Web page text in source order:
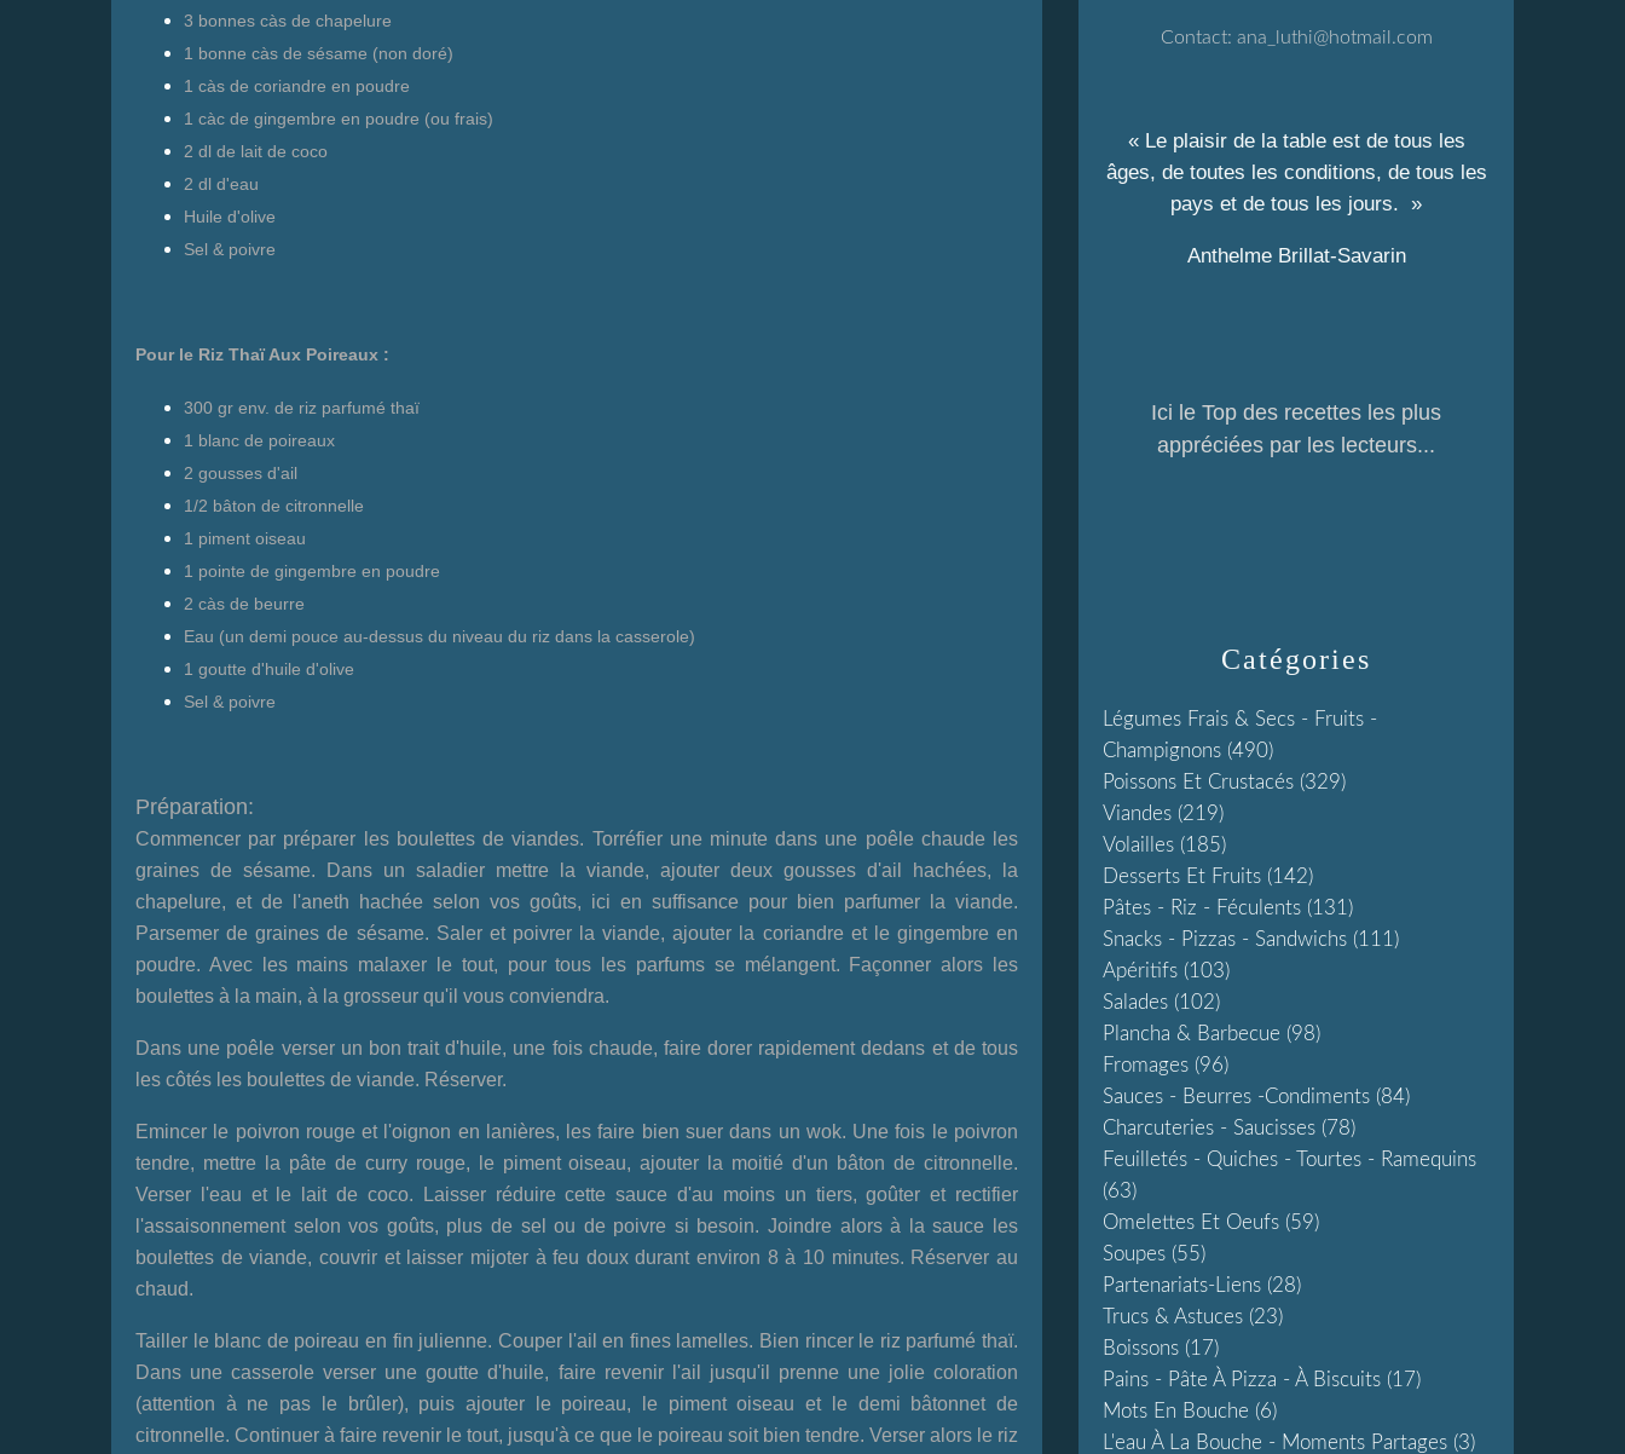
3 bonnes càs de chapelure
1 bonne càs de sésame (non doré)
1 càs de coriandre en poudre
1 càc de gingembre en poudre (ou frais)
2 dl de lait de coco
2 dl d'eau
Huile d'olive
Sel & poivre
Pour le Riz Thaï Aux Poireaux :
300 gr env. de riz parfumé thaï
1 blanc de poireaux
2 gousses d'ail
1/2 bâton de citronnelle
1 piment oiseau
1 pointe de gingembre en poudre
2 càs de beurre
Eau (un demi pouce au-dessus du niveau du riz dans la casserole)
1 goutte d'huile d'olive
Sel & poivre
Préparation:
Commencer par préparer les boulettes de viandes. Torréfier une minute dans une poêle chaude les
graines de sésame. Dans un saladier mettre la viande, ajouter deux gousses d'ail hachées, la
chapelure, et de l'aneth hachée selon vos goûts, ici en suffisance pour bien parfumer la viande.
Parsemer de graines de sésame. Saler et poivrer la viande, ajouter la coriandre et le gingembre en
poudre. Avec les mains malaxer le tout, pour tous les parfums se mélangent. Façonner alors les
boulettes à la main, à la grosseur qu'il vous conviendra.
Dans une poêle verser un bon trait d'huile, une fois chaude, faire dorer rapidement dedans et de tous
les côtés les boulettes de viande. Réserver.
Emincer le poivron rouge et l'oignon en lanières, les faire bien suer dans un wok. Une fois le poivron
tendre, mettre la pâte de curry rouge, le piment oiseau, ajouter la moitié d'un bâton de citronnelle.
Verser l'eau et le lait de coco. Laisser réduire cette sauce d'au moins un tiers, goûter et rectifier
l'assaisonnement selon vos goûts, plus de sel ou de poivre si besoin. Joindre alors à la sauce les
boulettes de viande, couvrir et laisser mijoter à feu doux durant environ 8 à 10 minutes. Réserver au
chaud.
Tailler le blanc de poireau en fin julienne. Couper l'ail en fines lamelles. Bien rincer le riz parfumé thaï.
Dans une casserole verser une goutte d'huile, faire revenir l'ail jusqu'il prenne une jolie coloration
(attention à ne pas le brûler), puis ajouter le poireau, le piment oiseau et le demi bâtonnet de
citronnelle. Continuer à faire revenir le tout, jusqu'à ce que le poireau soit bien tendre. Verser alors le riz
Catégories
Légumes Frais & Secs - Fruits -
Champignons (490)
Poissons Et Crustacés (329)
Viandes (219)
Volailles (185)
Desserts Et Fruits (142)
Pâtes - Riz - Féculents (131)
Snacks - Pizzas - Sandwichs (111)
Apéritifs (103)
Salades (102)
Plancha & Barbecue (98)
Fromages (96)
Sauces - Beurres -condiments (84)
Charcuteries - Saucisses (78)
Feuilletés - Quiches - Tourtes - Ramequins
(63)
Omelettes Et Oeufs (59)
Soupes (55)
Partenariats-Liens (28)
Trucs & Astuces (23)
Boissons (17)
Pains - Pâte À Pizza - À Biscuits (17)
Mots En Bouche (6)
L'eau À La Bouche - Moments Partages (3)
Contact: ana_luthi@hotmail.com
« Le plaisir de la table est de tous les
âges, de toutes les conditions, de tous les
pays et de tous les jours. »
Anthelme Brillat-Savarin
Ici le Top des recettes les plus
appréciées par les lecteurs...